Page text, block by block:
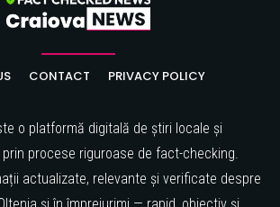
CONTACT PRIVACY POLICY
o platformă digitală de știri locale și
procese riguroase de fact-checking.
actualizate, relevante și verificate despre